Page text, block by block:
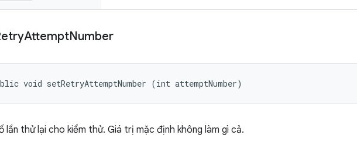
AttemptNumber
void setRetryAttemptNumber (int attemptNumber)
lần thử lại cho kiểm thử. Giá trị mặc định không làm gì cả.